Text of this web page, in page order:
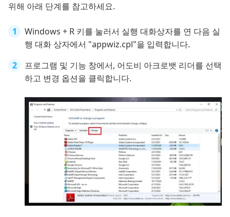
위해 아래 단계를 참고하세요.
Windows + R 키를 눌러서 실행 대화상자를 연 다음 실
행 대화 상자에서 "appwiz.cpl"을 입력합니다.
프로그램 및 기능 창에서, 어도비 아크로뱃 리더를 선택
하고 변경 옵션을 클릭합니다.